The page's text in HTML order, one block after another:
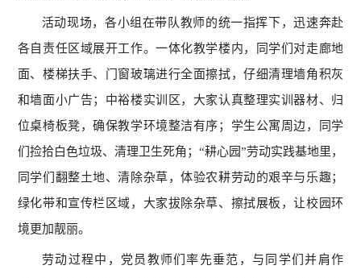
活动现场，各小组在带队教师的统一指挥下，迅速奔赴
各自责任区域展开工作。一体化教学楼内，同学们对走廊地
面、楼梯扶手、门窗玻璃进行全面擦拭，仔细清理墙角积灰
和墙面小广告；中裕楼实训区，大家认真整理实训器材、归
位桌椅板凳，确保教学环境整洁有序；学生公寓周边，同学
们捡拾白色垃圾、清理卫生死角；“耕心园”劳动实践基地里，
同学们翻整土地、清除杂草，体验农耕劳动的艰辛与乐趣；
绿化带和宣传栏区域，大家拔除杂草、擦拭展板，让校园环
境更加靓丽。
劳动过程中，党员教师们率先垂范，与同学们并肩作